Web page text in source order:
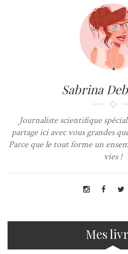
Sabrina
Journaliste scientifique
partage ici avec vous grandes
Parce que le tout forme un
vies !
Mes